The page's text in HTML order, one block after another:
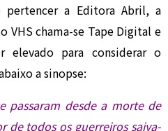
a Editora Abril, a
VHS chama-se Tape Digital e
para considerar o
a sinopse:
passaram desde a morte de
de todos os guerreiros saiya-